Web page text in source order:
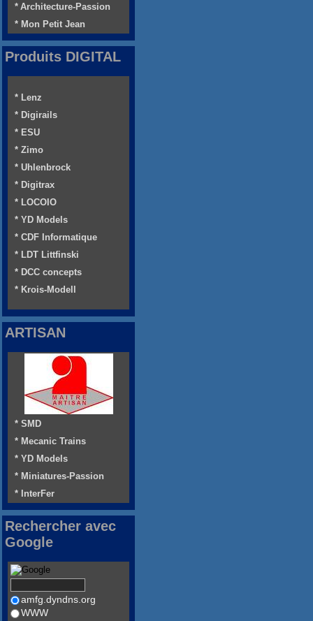
* Architecture-Passion
* Mon Petit Jean
Produits DIGITAL
* Lenz
* Digirails
* ESU
* Zimo
* Uhlenbrock
* Digitrax
* LOCOIO
* YD Models
* CDF Informatique
* LDT Littfinski
* DCC concepts
* Krois-Modell
ARTISAN
* SMD
* Mecanic Trains
* YD Models
* Miniatures-Passion
* InterFer
Rechercher avec
Google
amfg.dyndns.org
WWW